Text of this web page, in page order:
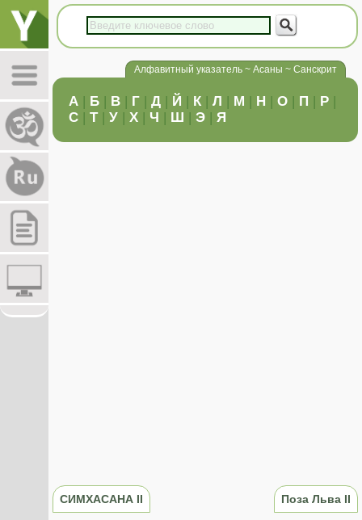
Алфавитный указатель ~ Асаны ~ Санскрит
А | Б | В | Г | Д | Й | К | Л | М | Н | О | П | Р |
С | Т| У | Х | Ч | Ш | Э | Я
СИМХАСАНА II Поза Льва II